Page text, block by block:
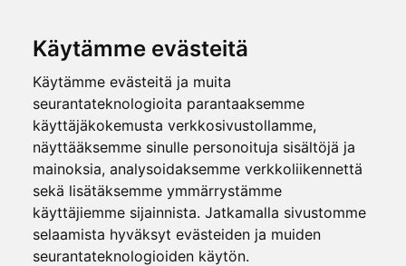
Käytämme evästeitä
Käytämme evästeitä ja muita
seurantateknologioita parantaaksemme
käyttäjäkokemusta verkkosivustollamme,
näyttääksemme sinulle personoituja sisältöjä ja
mainoksia, analysoidaksemme verkkoliikennettä
sekä lisätäksemme ymmärrystämme
käyttäjiemme sijainnista. Jatkamalla sivustomme
selaamista hyväksyt evästeiden ja muiden
seurantateknologioiden käytön.